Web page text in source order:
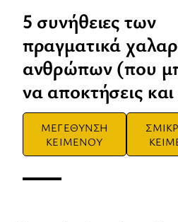
5 συνήθειες των
πραγματικά
ανθρώπων (που
να αποκτήσεις
ΜΕΓΕΘΥΝΣΗ
ΚΕΙΜΕΝΟΥ